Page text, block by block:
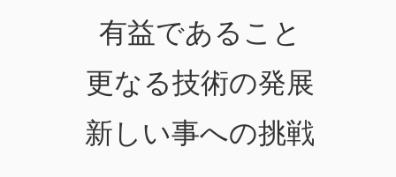
有益であること
更なる技術の発展
新しい事への挑戦